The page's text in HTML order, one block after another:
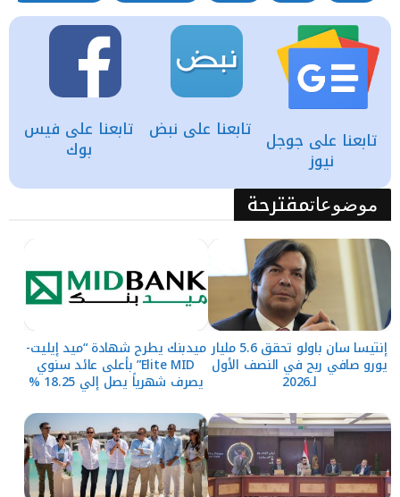
تابعنا على فيس
بوك
تابعنا على نبض تابعنا على جوجل
نيوز
موضوعاتمقترحة
إنتيسا سان باولو تحقق 5.6 مليار
يورو صافي ربح في النصف الأول
ميدبنك يطرح شهادة “ميد إيليت-
Elite MID” بأعلى عائد سنوي
يصرف شهرياً يصل إلي 18.25 %